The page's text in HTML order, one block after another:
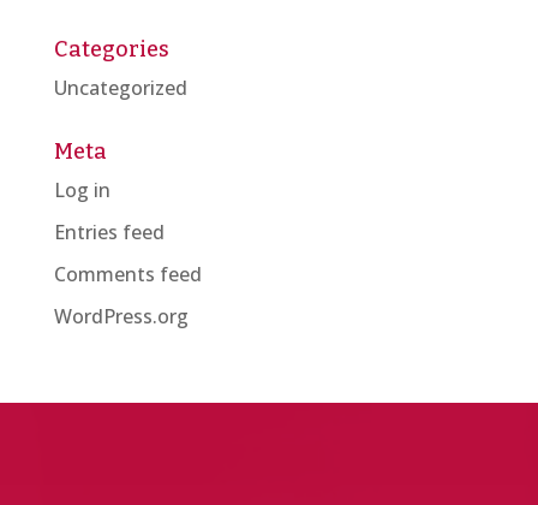
Categories
Uncategorized
Meta
Log in
Entries feed
Comments feed
WordPress.org